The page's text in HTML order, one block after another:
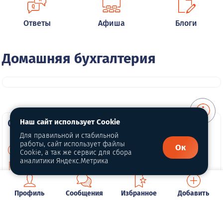
Ответы Афиша Блоги
Домашняя бухгалтерия
О портале
О нас
Политика конфиденциальности
Публичная оферта
Профиль Сообщения Избранное Добавить
Наш сайт использует Cookie
Для правильной и стабильной
работы, сайт использует файлы
Cookie, а так же сервис для сбора
аналитики Яндекс.Метрика
Ок